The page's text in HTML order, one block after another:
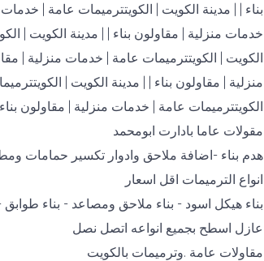
بناء | | مدينة الكويت | الكويتترميمات عامة |
خدمات منزلية | مقاولون بناء | | مدينة الكويت |
الكويت | الكويتترميمات عامة | خدمات منزلية |
منزلية | مقاولون بناء | | مدينة الكويت |
الكويتترميمات عامة | خدمات منزلية | مقاولون
مقولات عاما بادارت ابومحمد
هدم بناء -اضافة ملاحق وادوار تكسير حمامات
انواع الترميمات اقل اسعار
بناء هيكل اسود - بناء ملاحق ومصاعد - بناء
عازل اسطح بجميع انواعه اتصل نصل
مقاولات عامة .وترميمات بالكويت